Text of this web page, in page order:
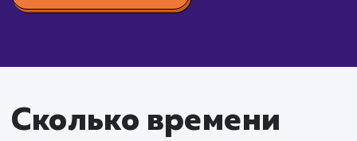
от 300 ₽ за 1000 знаков